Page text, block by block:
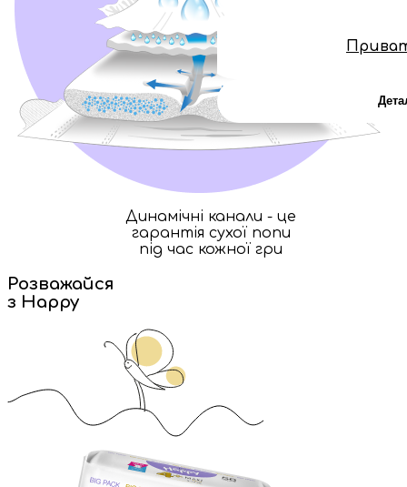
Динамічні канали - це
гарантія сухої попи
під час кожної гри
Розважайся
з Happy